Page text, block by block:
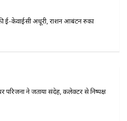
की ई-केवाईसी अधूरी, राशन आबंटन रुका
परिजनों ने जताया संदेह, कलेक्टर से निष्पक्ष